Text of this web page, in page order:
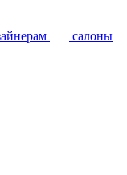
салоны